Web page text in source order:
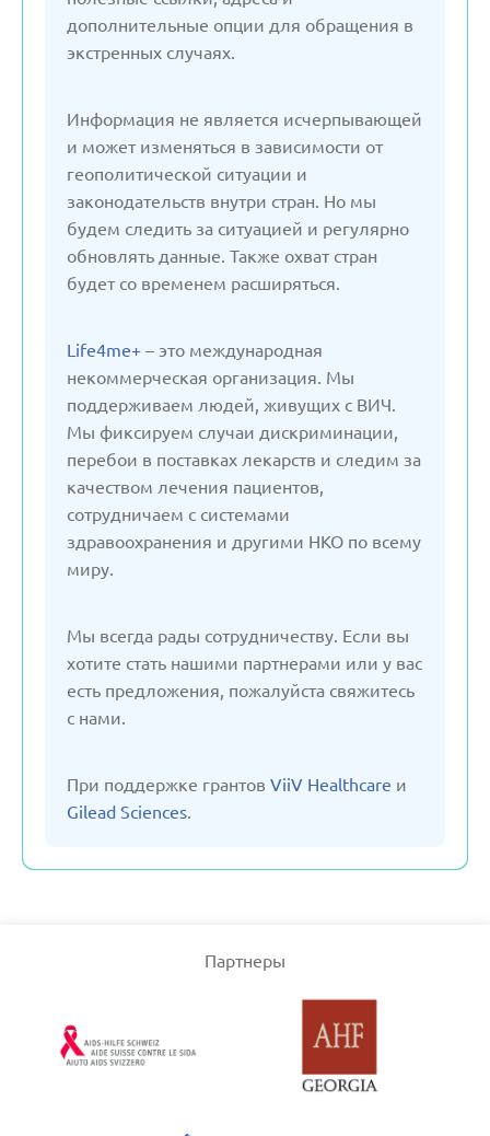
дополнительные опции для обращения в
экстренных случаях.
Информация не является исчерпывающей
и может изменяться в зависимости от
геополитической ситуации и
законодательств внутри стран. Но мы
будем следить за ситуацией и регулярно
обновлять данные. Также охват стран
будет со временем расширяться.
Life4me+ – это международная
некоммерческая организация. Мы
поддерживаем людей, живущих с ВИЧ.
Мы фиксируем случаи дискриминации,
перебои в поставках лекарств и следим за
качеством лечения пациентов,
сотрудничаем с системами
здравоохранения и другими НКО по всему
миру.
Мы всегда рады сотрудничеству. Если вы
хотите стать нашими партнерами или у вас
есть предложения, пожалуйста свяжитесь
с нами.
При поддержке грантов ViiV Healthcare и
Gilead Sciences.
Казахстан
Кыргызстан
Латвия
Литва
Нидерланды
Польша
Россия
Сербия
Словакия
Словения
Турция
Чехия
Партнеры